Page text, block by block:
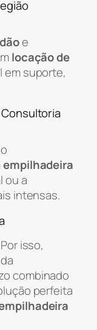
e
locação de
em suporte,
empilhadeira
ou a
intensas.
isso,
combinado
perfeita